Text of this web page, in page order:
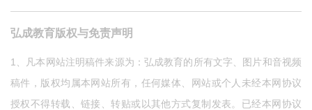
弘成教育版权与免责声明
1、凡本网站注明稿件来源为：弘成教育的所有文字、图片和音视频
稿件，版权均属本网站所有，任何媒体、网站或个人未经本网协议
授权不得转载、链接、转贴或以其他方式复制发表。已经本网协议